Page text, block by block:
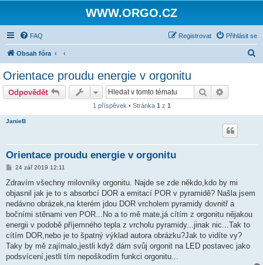
WWW.ORGO.CZ
FAQ Přihlásit se
Registrovat
Obsah fóra
Orientace proudu energie v orgonitu
Odpovědět Hledat
1 příspěvek • Stránka 1 z 1
JanieB
Orientace proudu energie v orgonitu
P
í
p
ě
e
k
24 zář 2019 12:11
Zdravím všechny milovníky orgonitu. Najde se zde někdo,kdo by mi
objasnil jak je to s absorbcí DOR a emitací POR v pyramidě? Našla jsem
nedávno obrázek,na kterém jdou DOR vrcholem pyramidy dovnitř a
bočními stěnami ven POR...No a to mě mate,já cítím z orgonitu nějakou
energii v podobě příjemného tepla z vrcholu pyramidy...jinak nic...Tak to
cítím DOR,nebo je to špatný výklad autora obrázku?Jak to vidíte vy?
Taky by mě zajímalo,jestli když dám svůj orgonit na LED postavec jako
podsvícení,jestli tím nepoškodím funkci orgonitu...